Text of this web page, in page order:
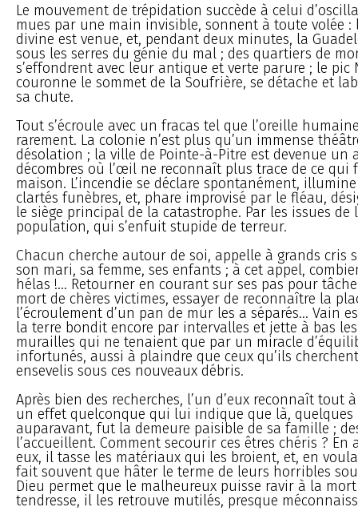
Le mouvement de trépidation succède à celui
mues par une main invisible, sonnent à toute volée :
divine est venue, et, pendant deux minutes, la
sous les serres du génie du mal ; des quartiers de
s’effondrent avec leur antique et verte parure ; le pic
couronne le sommet de la Soufrière, se détache et
sa chute.
Tout s’écroule avec un fracas tel que l’oreille
rarement. La colonie n’est plus qu’un immense
désolation ; la ville de Pointe-à-Pitre est devenue un
décombres où l’œil ne reconnaît plus trace de ce qui
maison. L’incendie se déclare spontanément,
clartés funèbres, et, phare improvisé par le fléau,
le siège principal de la catastrophe. Par les issues de
population, qui s’enfuit stupide de terreur.
Chacun cherche autour de soi, appelle à grands cris
son mari, sa femme, ses enfants ; à cet appel,
hélas !... Retourner en courant sur ses pas pour
mort de chères victimes, essayer de reconnaître la
l’écroulement d’un pan de mur les a séparés... Vain
la terre bondit encore par intervalles et jette à bas
murailles qui ne tenaient que par un miracle
infortunés, aussi à plaindre que ceux qu’ils
ensevelis sous ces nouveaux débris.
Après bien des recherches, l’un d’eux reconnaît tout
un effet quelconque qui lui indique que là, quelques
auparavant, fut la demeure paisible de sa famille ;
l’accueillent. Comment secourir ces êtres chéris ? En
eux, il tasse les matériaux qui les broient, et, en
fait souvent que hâter le terme de leurs horribles
Dieu permet que le malheureux puisse ravir à la
tendresse, il les retrouve mutilés, presque